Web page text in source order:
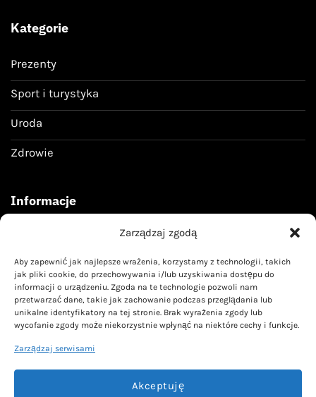
Zarządzaj zgodą
Aby zapewnić jak najlepsze wrażenia, korzystamy z technologii, takich
jak pliki cookie, do przechowywania i/lub uzyskiwania dostępu do
informacji o urządzeniu. Zgoda na te technologie pozwoli nam
przetwarzać dane, takie jak zachowanie podczas przeglądania lub
unikalne identyfikatory na tej stronie. Brak wyrażenia zgody lub
wycofanie zgody może niekorzystnie wpłynąć na niektóre cechy i funkcje.
Zarządzaj serwisami
Akceptuję
Kategorie
Prezenty
Sport i turystyka
Uroda
Zdrowie
Informacje
Polityka prywatności
Kontakt
kontakt@livoyn.pl